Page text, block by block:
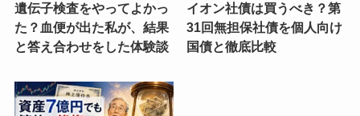
遺伝子検査をやってよかっ
た？血便が出た私が、結果
と答え合わせをした体験談
イオン社債は買うべき？第
31回無担保社債を個人向け
国債と徹底比較